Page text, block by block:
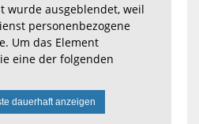
wurde ausgeblendet, weil
personenbezogene
Um das Element
eine der folgenden
dauerhaft anzeigen